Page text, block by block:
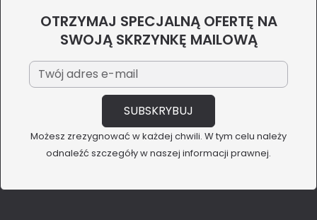
OTRZYMAJ SPECJALNĄ OFERTĘ NA
SWOJĄ SKRZYNKĘ MAILOWĄ
Możesz zrezygnować w każdej chwili. W tym celu należy
odnaleźć szczegóły w naszej informacji prawnej.